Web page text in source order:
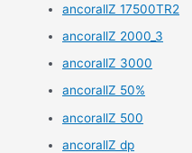
ancorallZ 17500TR2
ancorallZ 2000_3
ancorallZ 3000
ancorallZ 50%
ancorallZ 500
ancorallZ dp